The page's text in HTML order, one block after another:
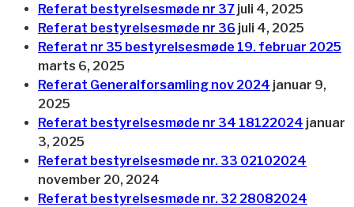
Referat bestyrelsesmøde nr 37 juli 4, 2025
Referat bestyrelsesmøde nr 36 juli 4, 2025
Referat nr 35 bestyrelsesmøde 19. februar 2025
marts 6, 2025
Referat Generalforsamling nov 2024 januar 9,
2025
Referat bestyrelsesmøde nr 34 18122024 januar
3, 2025
Referat bestyrelsesmøde nr. 33 02102024
november 20, 2024
Referat bestyrelsesmøde nr. 32 28082024